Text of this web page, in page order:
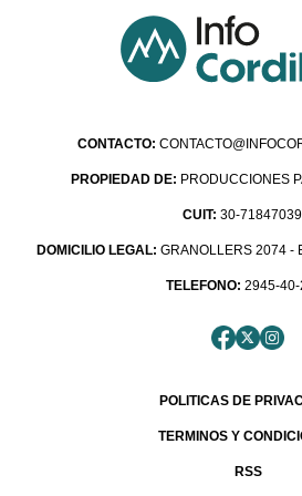
CONTACTO:
PROPIEDAD DE: PRODUCCIONES
CUIT: 30-
DOMICILIO LEGAL: GRANOLLERS 2074 -
TELEFONO: 2945-
POLITICAS DE
TERMINOS Y
RSS